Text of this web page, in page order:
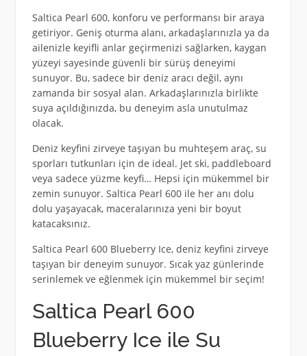
Saltica Pearl 600, konforu ve performansı bir araya
getiriyor. Geniş oturma alanı, arkadaşlarınızla ya da
ailenizle keyifli anlar geçirmenizi sağlarken, kaygan
yüzeyi sayesinde güvenli bir sürüş deneyimi
sunuyor. Bu, sadece bir deniz aracı değil, aynı
zamanda bir sosyal alan. Arkadaşlarınızla birlikte
suya açıldığınızda, bu deneyim asla unutulmaz
olacak.
Deniz keyfini zirveye taşıyan bu muhteşem araç, su
sporları tutkunları için de ideal. Jet ski, paddleboard
veya sadece yüzme keyfi… Hepsi için mükemmel bir
zemin sunuyor. Saltica Pearl 600 ile her anı dolu
dolu yaşayacak, maceralarınıza yeni bir boyut
katacaksınız.
Saltica Pearl 600 Blueberry Ice, deniz keyfini zirveye
taşıyan bir deneyim sunuyor. Sıcak yaz günlerinde
serinlemek ve eğlenmek için mükemmel bir seçim!
Saltica Pearl 600
Blueberry Ice ile Su